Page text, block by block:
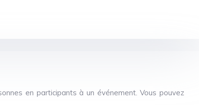
en participants à un événement. Vous pouvez